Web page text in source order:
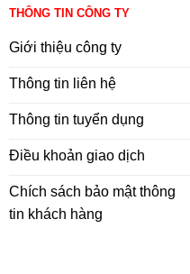
THÔNG TIN CÔNG TY
Giới thiệu công ty
Thông tin liên hệ
Thông tin tuyển dụng
Điều khoản giao dịch
Chích sách bảo mật thông
tin khách hàng